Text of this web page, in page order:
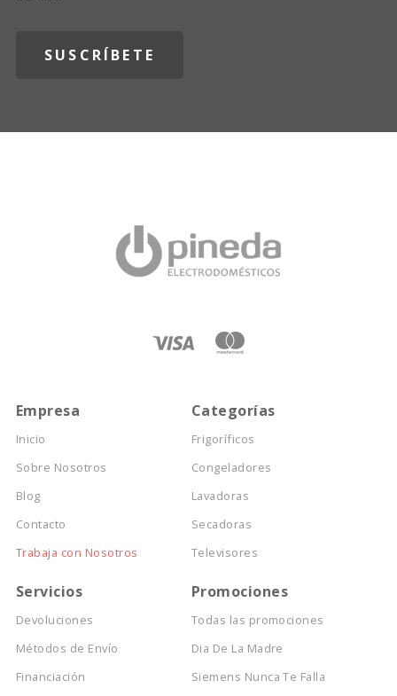
Empresa
Inicio
Sobre Nosotros
Blog
Contacto
Trabaja con Nosotros
Categorías
Frigoríficos
Congeladores
Lavadoras
Secadoras
Televisores
Servicios
Devoluciones
Métodos de Envío
Financiación
Promociones
Todas las promociones
Dia De La Madre
Siemens Nunca Te Falla